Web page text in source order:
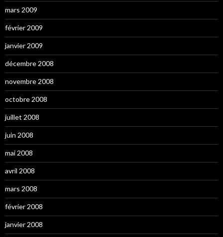
mars 2009
février 2009
janvier 2009
décembre 2008
novembre 2008
octobre 2008
juillet 2008
juin 2008
mai 2008
avril 2008
mars 2008
février 2008
janvier 2008